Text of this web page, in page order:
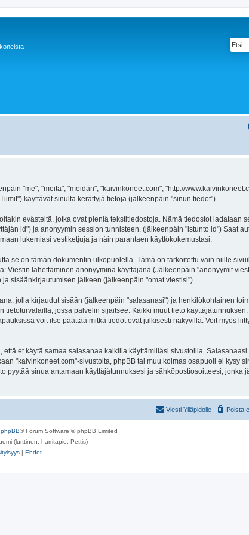
"me", "meitä", "meidän", "kaivinkoneet.com", "http://
käyttävät sinulta kerättyjä tietoja (jälkeenpäin "sinun tiedot").
evästeitä, jotka ovat pieniä tekstitiedostoja. Nämä tiedostot ladataan
id") ja anonyymin session tunnisteen. (jälkeenpäin "istunto id") Saat
lukemiasi vestiketjuja ja näin parantaen käyttökokemustasi.
se on tämän dokumentin ulkopuolella. Tämä on tarkoitettu vain niille
Viestin lähettäminen anonyyminä käyttäjänä (Jälkeenpäin "anonyymit
sisäänkirjautumisen jälkeen (jälkeenpäin "omat viestisi").
jolla kirjaudut sisään (jälkeenpäin "salasanasi") ja henkilökohtainen
jossa palvelin sijaitsee. Kaikki muut tieto
voit itse päättää mitkä tiedot ovat julkisesti näkyvillä. Voit myös
et käytä samaa salasanaa kaikilla käyttämilläsi sivustoilla.
"kaivinkoneet.com"-sivustolta, phpBB tai muu kolmas osapuoli ei kysy
sinua antamaan käyttäjätunnuksesi ja sähköpostiosoitteesi, jonka
Poista
Viesti Ylläpidolle
phpBB® Forum Software © phpBB Limited
(lurttinen, harritapio, Pettis)
| Ehdot